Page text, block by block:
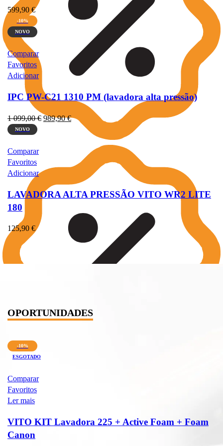
599,90 €
-10%
NOVO
Comparar
Favoritos
Adicionar
IPC PW-C21 1310 PM (lavadora alta pressão)
1 099,00€ O
099,00 €.
989,90€O
preço
989,90 €.
NOVO
Comparar
Favoritos
Adicionar
LAVADORA ALTA PRESSÃO VITO WR2 LITE
180
125,90 €
OPORTUNIDADES
-10%
ESGOTADO
Comparar
Favoritos
Ler mais
VITO KIT Lavadora 225 + Active Foam + Foam
Canon